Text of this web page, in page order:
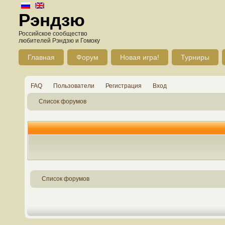
Рэндзю
Российское сообщество
любителей Рэндзю и Гомоку
Главная Форум Новая игра! Турниры
FAQ Пользователи Регистрация Вход
Список форумов
Список форумов